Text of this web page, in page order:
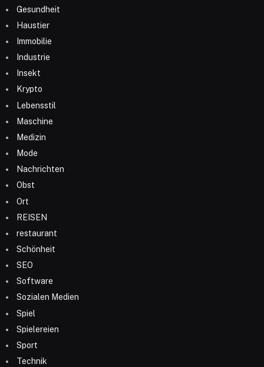
Gesundheit
Haustier
Immobilie
Industrie
Insekt
Krypto
Lebensstil
Maschine
Medizin
Mode
Nachrichten
Obst
Ort
REISEN
restaurant
Schönheit
SEO
Software
Sozialen Medien
Spiel
Spielereien
Sport
Technik